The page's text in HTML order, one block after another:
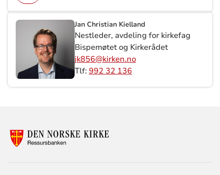
Jan Christian Kielland
Nestleder, avdeling for kirkefag
Bispemøtet og Kirkerådet
jk856@kirken.no
Tlf: 992 32 136